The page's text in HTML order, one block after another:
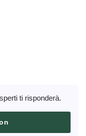
ti risponderà.